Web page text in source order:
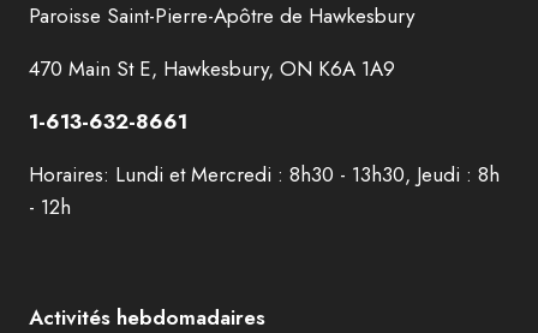
Paroisse Saint-Pierre-Apôtre de Hawkesbury
470 Main St E, Hawkesbury, ON K6A 1A9
1-613-632-8661
Horaires: Lundi et Mercredi : 8h30 - 13h30, Jeudi : 8h
- 12h
Activités hebdomadaires